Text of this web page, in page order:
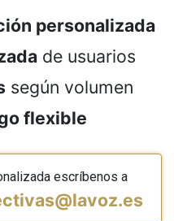
personalizada
de usuarios
según volumen
flexible
escríbenos a